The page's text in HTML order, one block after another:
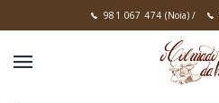
981 067 474 (Noia)/